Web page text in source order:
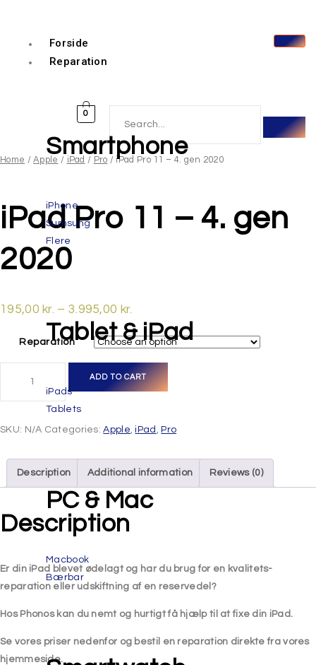
Forside
Reparation
Smartphone
iPhone
Sumsung
Flere
Tablet & iPad
iPads
Tablets
PC & Mac
Macbook
Bærbar
0
Home /Apple / iPad / Pro / iPad Pro 11 – 4. gen 2020
iPad Pro 11 – 4. gen
2020
195,00 kr. – 3.995,00 kr.
Reparation
ADD TO CART
SKU: N/A Categories:Apple ,iPad ,Pro
Description Additional information Reviews (0)
Description
Er din iPad blevet ødelagt og har du brug for en kvalitets-
reparation eller udskiftning af en reservedel?
Hos Phonos kan du nemt og hurtigt få hjælp til at fixe din iPad.
Se vores priser nedenfor og bestil en reparation direkte fra vores
hjemmeside.